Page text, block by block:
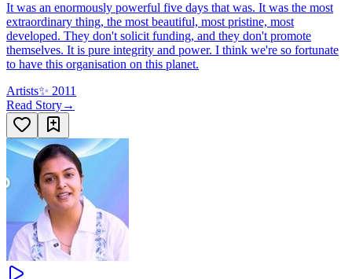
It was an enormously powerful five days that was. It was the most
extraordinary thing, the most beautiful, most pristine, most
developed. They don't solicit funding, and they don't promote
themselves. It is pure integrity and power. I think we're so fortunate
to have this organisation on this planet.
Artists✨ 2011
Read Story→